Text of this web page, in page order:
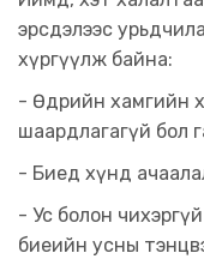
эрсдэлээс
хүргүүлж байна:
- Өдрийн хамгийн
шаардлагагүй бол
- Биед хүнд ачаалал
- Ус болон
биеийн усны